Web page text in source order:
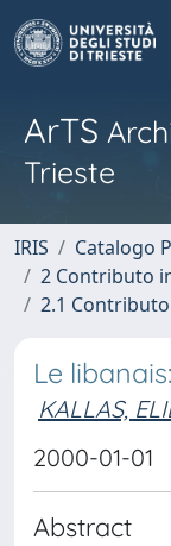
ArTS
Trieste
IRIS
Catalogo
2 Contributo
2.1
Le
KALLAS,
2000-01-01
Abstract